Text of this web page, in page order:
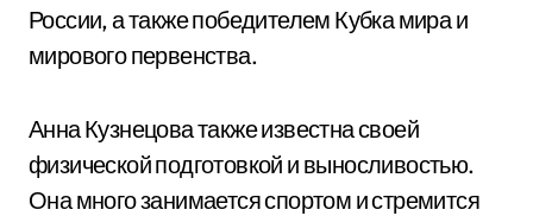
России, а также победителем Кубка мира и
мирового первенства.
Анна Кузнецова также известна своей
физической подготовкой и выносливостью.
Она много занимается спортом и стремится